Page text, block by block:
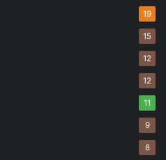
19
15
12
12
11
9
8